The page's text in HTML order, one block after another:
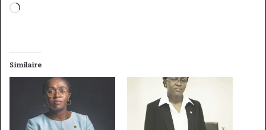
Chargement…
Similaire